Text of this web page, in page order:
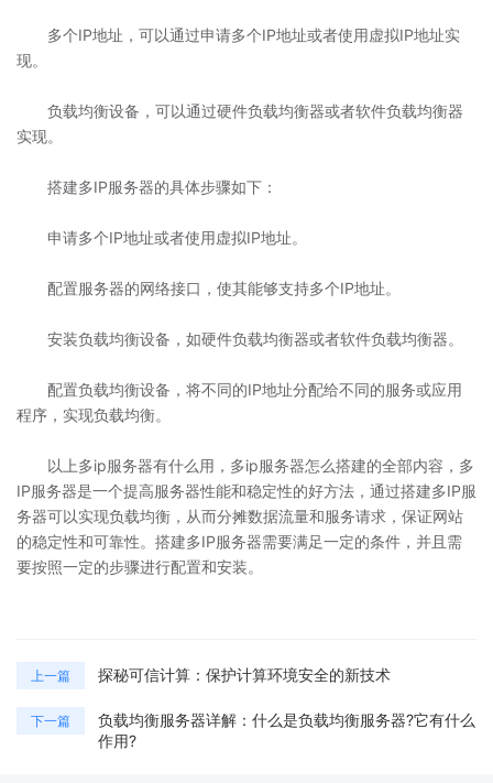
多个IP地址，可以通过申请多个IP地址或者使用虚拟IP地址实
现。
负载均衡设备，可以通过硬件负载均衡器或者软件负载均衡器
实现。
搭建多IP服务器的具体步骤如下：
申请多个IP地址或者使用虚拟IP地址。
配置服务器的网络接口，使其能够支持多个IP地址。
安装负载均衡设备，如硬件负载均衡器或者软件负载均衡器。
配置负载均衡设备，将不同的IP地址分配给不同的服务或应用
程序，实现负载均衡。
以上多ip服务器有什么用，多ip服务器怎么搭建的全部内容，多
IP服务器是一个提高服务器性能和稳定性的好方法，通过搭建多IP服
务器可以实现负载均衡，从而分摊数据流量和服务请求，保证网站
的稳定性和可靠性。搭建多IP服务器需要满足一定的条件，并且需
要按照一定的步骤进行配置和安装。
上一篇 探秘可信计算：保护计算环境安全的新技术
下一篇
负载均衡服务器详解：什么是负载均衡服务器?它有什么
作用?